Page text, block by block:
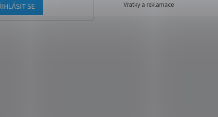
SE
Vratky a reklamace